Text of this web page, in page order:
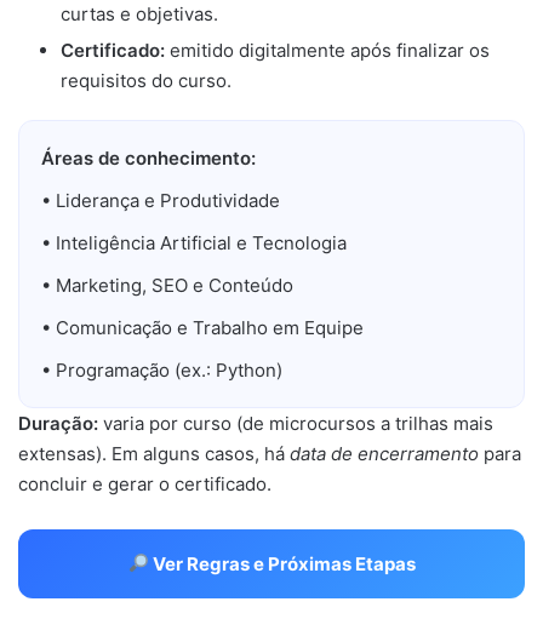
curtas e objetivas.
Certificado: emitido digitalmente após finalizar os
requisitos do curso.
Áreas de conhecimento:
• Liderança e Produtividade
• Inteligência Artificial e Tecnologia
• Marketing, SEO e Conteúdo
• Comunicação e Trabalho em Equipe
• Programação (ex.: Python)
Duração: varia por curso (de microcursos a trilhas mais
extensas). Em alguns casos, há data de encerramento para
concluir e gerar o certificado.
Ver Regras e Próximas Etapas